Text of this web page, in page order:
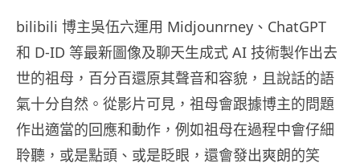
bilibili 博主吳伍六運用 Midjounrney、ChatGPT
和 D-ID 等最新圖像及聊天生成式 AI 技術製作出去
世的祖母，百分百還原其聲音和容貌，且說話的語
氣十分自然。從影片可見，祖母會跟據博主的問題
作出適當的回應和動作，例如祖母在過程中會仔細
聆聽，或是點頭、或是眨眼，還會發出爽朗的笑